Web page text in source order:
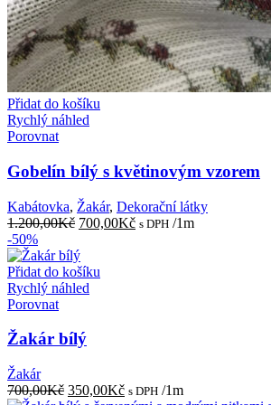
Přidat do košíku
Rychlý náhled
Porovnat
Gobelín bílý s květinovým vzorem
Kabátovka, Žakár, Dekorační látky
1.200,00Kč Původní
byla:
1.200,00Kč.
700,00KčAktuální
s DPH /1m
-50%
Přidat do košíku
Rychlý náhled
Porovnat
Žakár bílý
Žakár
700,00Kč Původní
350,00KčAktuální
s DPH /1m